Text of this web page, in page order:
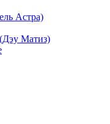
Астра)
Матиз)